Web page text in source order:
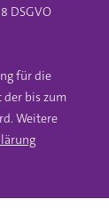
DSGVO
für die
bis zum
Weitere